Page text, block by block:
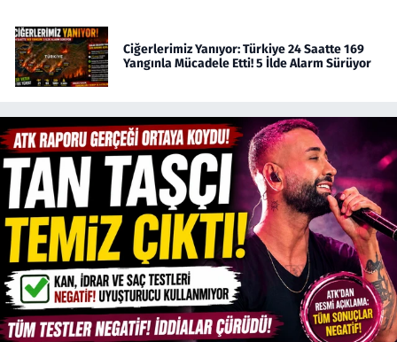
Ciğerlerimiz Yanıyor: Türkiye 24 Saatte 169
Yangınla Mücadele Etti! 5 İlde Alarm Sürüyor